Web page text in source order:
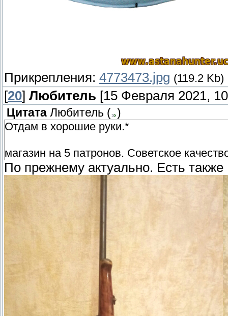
Прикрепления: 4773473.jpg (119.2 Kb)
[20] Любитель [15 Февраля 2021,
Цитата Любитель ( )
Отдам в хорошие руки.*
магазин на 5 патронов. Советское
По прежнему актуально. Есть